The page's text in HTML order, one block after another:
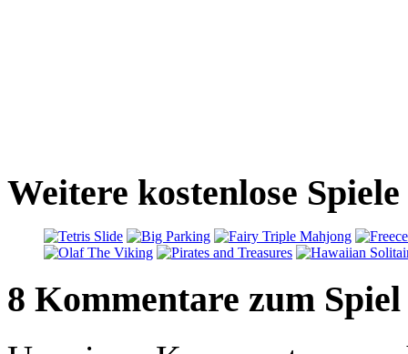
Weitere kostenlose
8 Kommentare zum Spiel